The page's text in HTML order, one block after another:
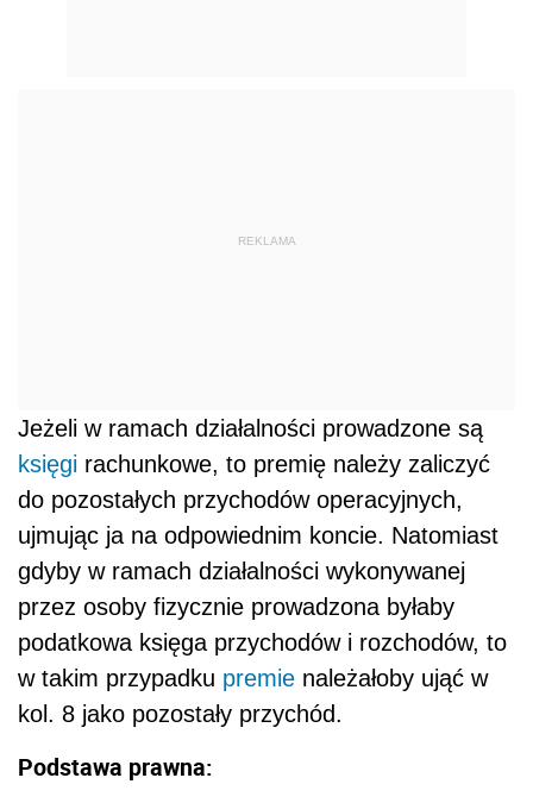
REKLAMA
Jeżeli w ramach działalności prowadzone są
księgi rachunkowe, to premię należy zaliczyć
do pozostałych przychodów operacyjnych,
ujmując ja na odpowiednim koncie. Natomiast
gdyby w ramach działalności wykonywanej
przez osoby fizycznie prowadzona byłaby
podatkowa księga przychodów i rozchodów, to
w takim przypadku premie należałoby ująć w
kol. 8 jako pozostały przychód.
Podstawa prawna: